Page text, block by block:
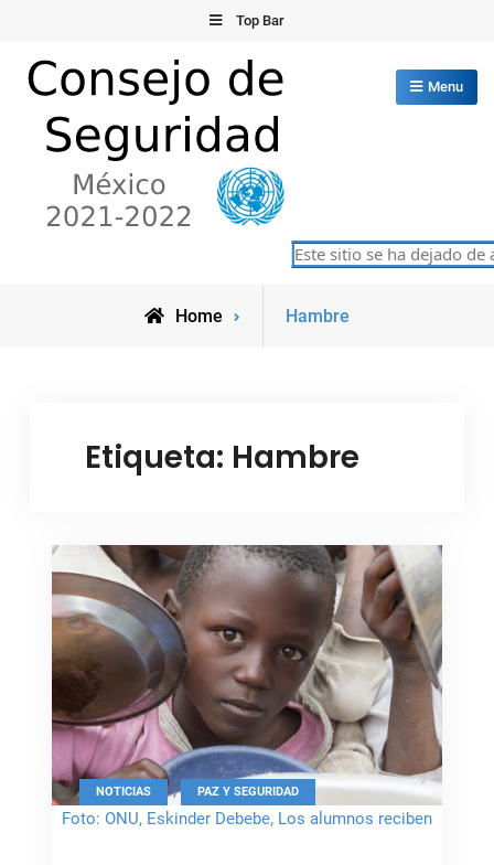
content
Top Bar
Consejo de Seguridad de las
Naciones Unidas
Menu
Este sitio se ha dejado
Home
Posts
Hambre
Etiqueta: Hambre
Foto: ONU, Eskinder Debebe, Los alumnos reciben
NOTICIAS , PAZ Y SEGURIDAD